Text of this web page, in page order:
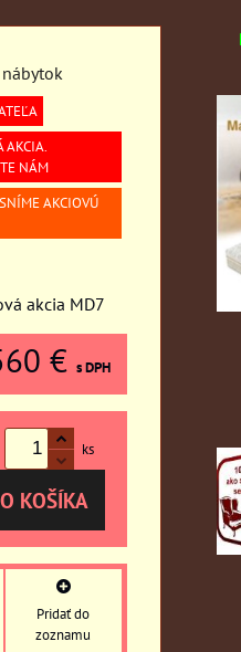
AKCIA.
NÁM
AKCIOVÚ
akcia MD7
€ s DPH
ks
KOŠÍKA
Pridať do
zoznamu